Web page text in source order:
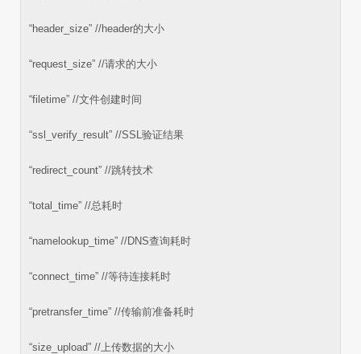
“header_size” //header的大小
“request_size” //请求的大小
“filetime” //文件创建时间
“ssl_verify_result” //SSL验证结果
“redirect_count” //跳转技术
“total_time” //总耗时
“namelookup_time” //DNS查询耗时
“connect_time” //等待连接耗时
“pretransfer_time” //传输前准备耗时
“size_upload” //上传数据的大小